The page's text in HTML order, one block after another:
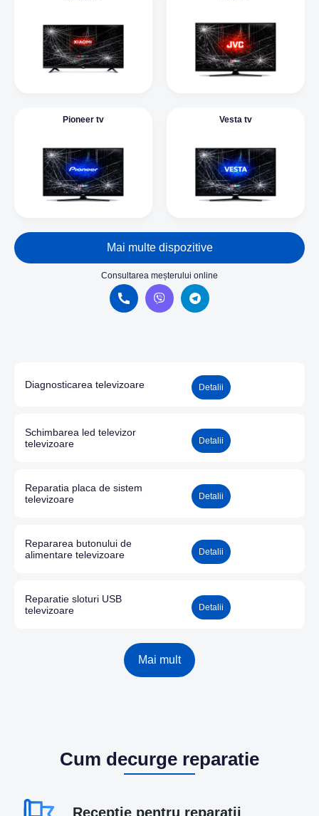
Pioneer tv Vesta tv
Mai multe dispozitive
Consultarea meșterului online
Diagnosticarea televizoare Detalii
Schimbarea led televizor
televizoare
Detalii
Reparatia placa de sistem
televizoare
Detalii
Repararea butonului de
alimentare televizoare
Detalii
Reparatie sloturi USB
televizoare
Detalii
Mai mult
Cum decurge reparatie
Recepție pentru reparații